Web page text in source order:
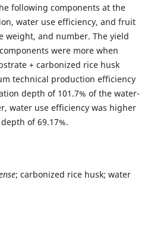
following components at the
water use efficiency, and fruit
weight, and number. The yield
were more when
+ carbonized rice husk
technical production efficiency
depth of 101.7% of the water-
water use efficiency was higher
of 69.17%.
; carbonized rice husk; water